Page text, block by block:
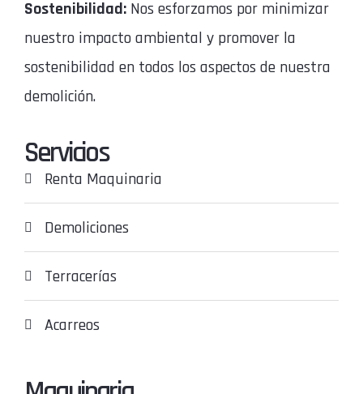
Servicios
Renta Maquinaria
Demoliciones
Terracerías
Acarreos
Sostenibilidad: Nos esforzamos por minimizar
nuestro impacto ambiental y promover la
sostenibilidad en todos los aspectos de nuestra
demolición.